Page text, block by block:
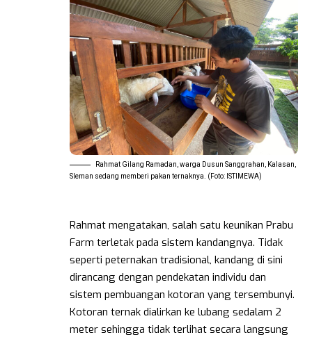
Rahmat Gilang Ramadan, warga Dusun Sanggrahan, Kalasan,
Sleman sedang memberi pakan ternaknya. (Foto: ISTIMEWA)
Rahmat mengatakan, salah satu keunikan Prabu
Farm terletak pada sistem kandangnya. Tidak
seperti peternakan tradisional, kandang di sini
dirancang dengan pendekatan individu dan
sistem pembuangan kotoran yang tersembunyi.
Kotoran ternak dialirkan ke lubang sedalam 2
meter sehingga tidak terlihat secara langsung